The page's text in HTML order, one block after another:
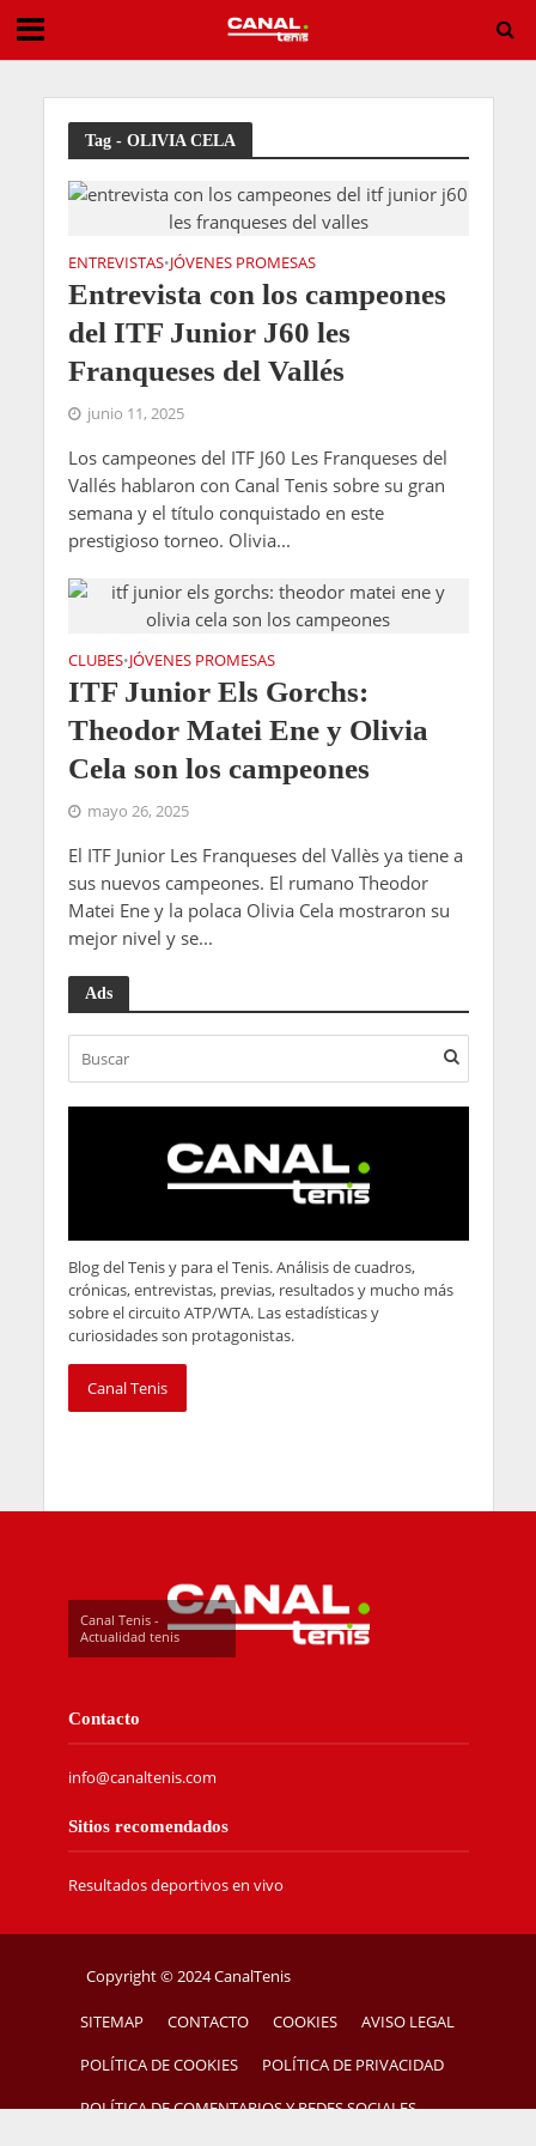
Tirante vuelve a sacudir Montreal y deja al campeón de 2024 fuera del torneo
Tag - OLIVIA CELA
ENTREVISTAS•JÓVENES PROMESAS
Entrevista con los campeones
del ITF Junior J60 les
Franqueses del Vallés
junio 11, 2025
Los campeones del ITF J60 Les Franqueses del
Vallés hablaron con Canal Tenis sobre su gran
semana y el título conquistado en este
prestigioso torneo. Olivia...
CLUBES•JÓVENES PROMESAS
ITF Junior Els Gorchs:
Theodor Matei Ene y Olivia
Cela son los campeones
mayo 26, 2025
El ITF Junior Les Franqueses del Vallès ya tiene a
sus nuevos campeones. El rumano Theodor
Matei Ene y la polaca Olivia Cela mostraron su
mejor nivel y se...
Ads
Blog del Tenis y para el Tenis. Análisis de cuadros,
crónicas, entrevistas, previas, resultados y mucho más
sobre el circuito ATP/WTA. Las estadísticas y
curiosidades son protagonistas.
Canal Tenis
Canal Tenis -
Actualidad tenis
Contacto
info@canaltenis.com
Sitios recomendados
Resultados deportivos en vivo
Copyright © 2024 CanalTenis
SITEMAP CONTACTO COOKIES AVISO LEGAL
POLÍTICA DE COOKIES POLÍTICA DE PRIVACIDAD
POLÍTICA DE COMENTARIOS Y REDES SOCIALES